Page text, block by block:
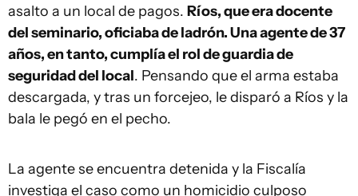
asalto a un local de pagos. Ríos, que era docente
del seminario, oficiaba de ladrón. Una agente de 37
años, en tanto, cumplía el rol de guardia de
seguridad del local. Pensando que el arma estaba
descargada, y tras un forcejeo, le disparó a Ríos y la
bala le pegó en el pecho.
La agente se encuentra detenida y la Fiscalía
investiga el caso como un homicidio culposo